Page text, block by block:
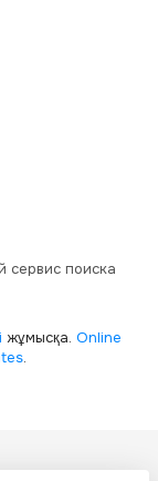
сервис поиска
жұмысқа. Online
.